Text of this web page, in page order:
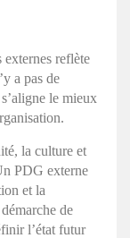
externes reflète
a pas de
le mieux
la culture et
PDG externe
et la
de
l’état futur